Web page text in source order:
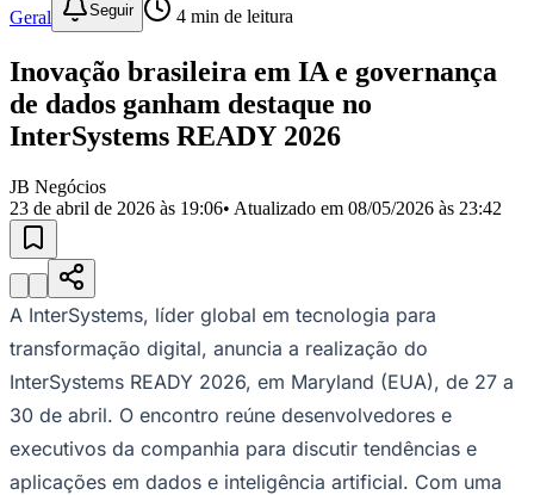
Bairros de Barueri
Selecione sua regiãoPara notícias da sua região
AldeiaAldeia da Serra Aldeia de BarueriAlphaville
JubranBelvalBethavilleBoa
RegiãoCotiaCruz Preta
MilitarItapeviJandiraJardim AudirJardim BelvalJardim
EsperançaJardim Graziela
JulioJardim Líbano
MutingaJardim Paraíso
LuísJardim São PedroJardim São SilvestreJardim Silveira
TupãJardim TupanciMutingaNova AldeinhaOsascoParque dos
Parque Imperial Parque Viana
do Bom JesusRecanto PhrynéaSantana de
ParnaíbaSilveira TamboréVale do SolVila BarrosVila Boa Vista
do Conde Vila Engenho Novo Vila Márcia
Vila Nossa Sra. da
EscadaVila Porto Votupoca
Para Sua Empresa
Geral Seguir 4 min de leitura
Inovação brasileira em IA e governança
de dados ganham destaque no
InterSystems READY 2026
JB Negócios
23 de abril de 2026 às 19:06• Atualizado em 08/05/2026 às 23:42
A InterSystems, líder global em tecnologia para
transformação digital, anuncia a realização do
InterSystems READY 2026, em Maryland (EUA), de 27 a
30 de abril. O encontro reúne desenvolvedores e
executivos da companhia para discutir tendências e
aplicações em dados e inteligência artificial. Com uma